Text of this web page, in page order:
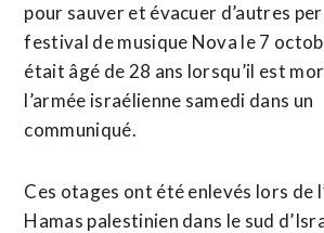
pour sauver et évacuer d’autres
festival de musique Nova le 7
était âgé de 28 ans lorsqu’il est
l’armée israélienne samedi dans un
communiqué.
Ces otages ont été enlevés lors de
Hamas palestinien dans le sud